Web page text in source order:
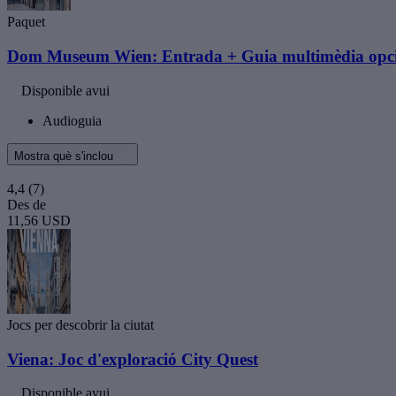
Paquet
Dom Museum Wien: Entrada + Guia multimèdia
Disponible avui
Audioguia
Mostra què s'inclou
4,4 (7)
Des de
11,56 USD
Jocs per descobrir la ciutat
Viena: Joc d'exploració City Quest